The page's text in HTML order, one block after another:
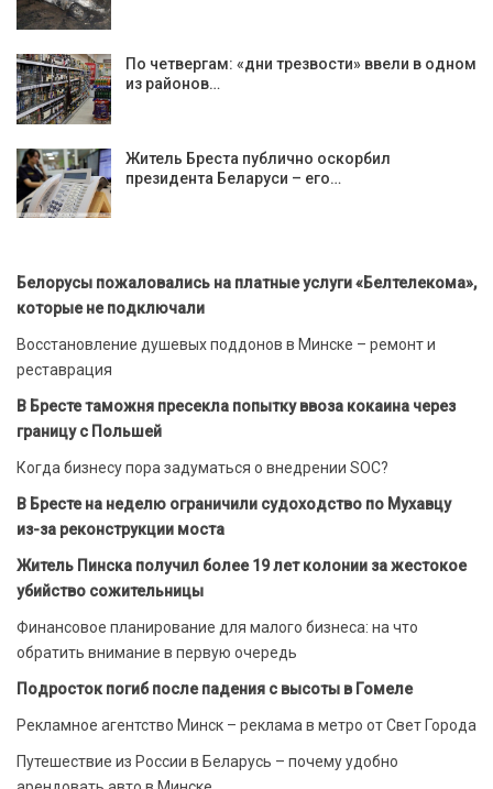
По четвергам: «дни трезвости» ввели в одном
из районов…
Житель Бреста публично оскорбил
президента Беларуси – его…
Белорусы пожаловались на платные услуги «Белтелекома»,
которые не подключали
Восстановление душевых поддонов в Минске – ремонт и
реставрация
В Бресте таможня пресекла попытку ввоза кокаина через
границу с Польшей
Когда бизнесу пора задуматься о внедрении SOC?
В Бресте на неделю ограничили судоходство по Мухавцу
из-за реконструкции моста
Житель Пинска получил более 19 лет колонии за жестокое
убийство сожительницы
Финансовое планирование для малого бизнеса: на что
обратить внимание в первую очередь
Подросток погиб после падения с высоты в Гомеле
Рекламное агентство Минск – реклама в метро от Свет Города
Путешествие из России в Беларусь – почему удобно